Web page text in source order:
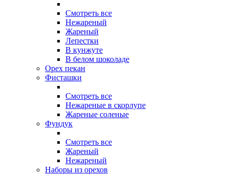
Смотреть все
Нежареный
Жареный
Лепестки
В кунжуте
В белом шоколаде
Орех пекан
Фисташки
Смотреть все
Нежареные в скорлупе
Жареные соленые
Фундук
Смотреть все
Жареный
Нежареный
Наборы из орехов